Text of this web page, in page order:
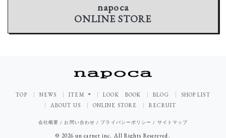
napoca
ONLINE STORE
TOP NEWS ITEM LOOK BOOK BLOG
SHOP LIST
ABOUT US
ONLINE STORE RECRUIT
会社概要 /お問い合わせ / プライバシーポリシー / サイトマップ
© 2026 un carnet inc. All Rights Resereved.